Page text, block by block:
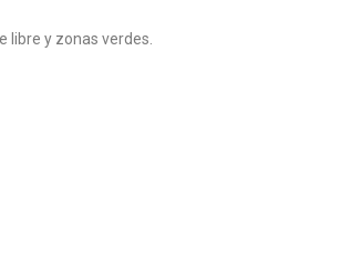
libre y zonas verdes.